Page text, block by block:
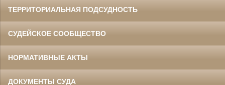
ТЕРРИТОРИАЛЬНАЯ ПОДСУДНОСТЬ
СУДЕЙСКОЕ СООБЩЕСТВО
НОРМАТИВНЫЕ АКТЫ
ДОКУМЕНТЫ СУДА